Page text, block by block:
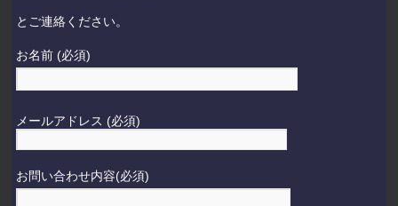
とご連絡ください。
お名前 (必須)
メールアドレス (必須)
お問い合わせ内容(必須)